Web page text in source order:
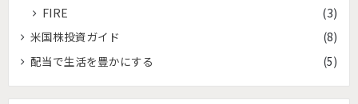
FIRE (3)
米国株投資ガイド
(8)
配当で生活を豊かにする
(5)